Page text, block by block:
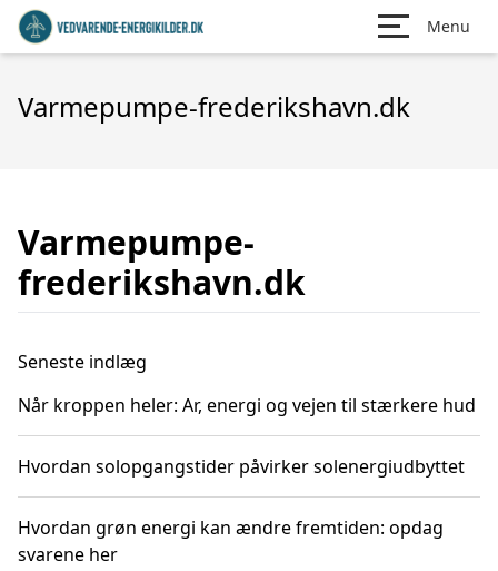
Menu
Varmepumpe-frederikshavn.dk
Varmepumpe-
frederikshavn.dk
Seneste indlæg
Når kroppen heler: Ar, energi og vejen til stærkere hud
Hvordan solopgangstider påvirker solenergiudbyttet
Hvordan grøn energi kan ændre fremtiden: opdag
svarene her